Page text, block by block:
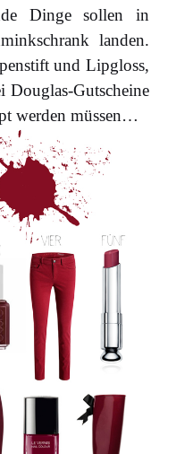
Dinge sollen in
landen.
und Lipgloss,
Douglas-Gutscheine
werden müssen…